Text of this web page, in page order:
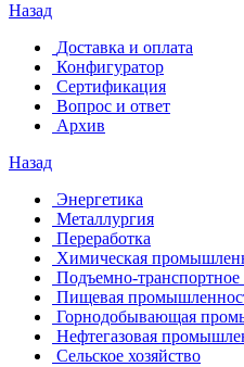
Назад
Доставка и оплата
Конфигуратор
Сертификация
Вопрос и ответ
Архив
Назад
Энергетика
Металлургия
Переработка
Химическая
Подъемно-
Пищевая
Горнодобывающая
Нефтегазовая
Сельское хозяйство